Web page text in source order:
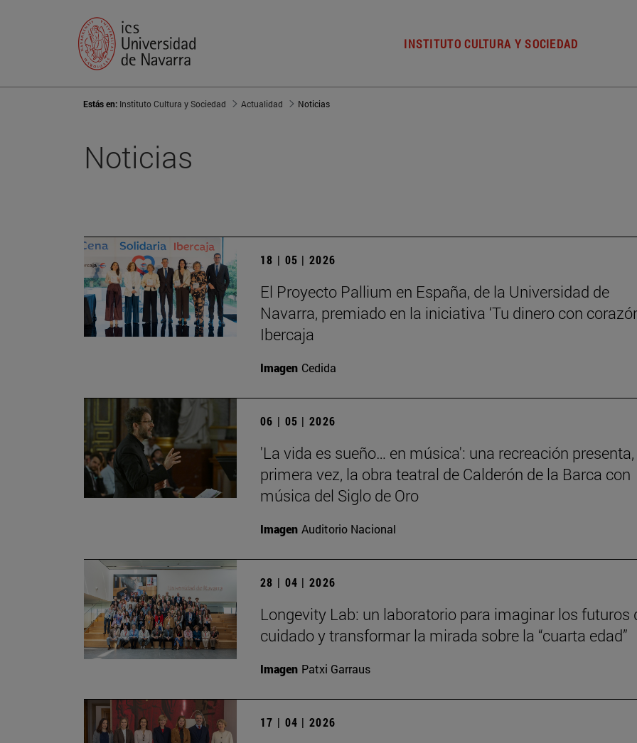
INSTITUTO CULTURA Y SOCIEDAD
Estás en: Instituto Cultura y Sociedad Actualidad Noticias
Noticias
18 | 05 | 2026
El Proyecto Pallium en España, de la Universidad de
Navarra, premiado en la iniciativa ‘Tu dinero con
Ibercaja
Imagen Cedida
06 | 05 | 2026
'La vida es sueño… en música': una recreación
primera vez, la obra teatral de Calderón de la Barca con
música del Siglo de Oro
Imagen Auditorio Nacional
28 | 04 | 2026
Longevity Lab: un laboratorio para imaginar los futuros
cuidado y transformar la mirada sobre la “cuarta edad”
Imagen Patxi Garraus
17 | 04 | 2026